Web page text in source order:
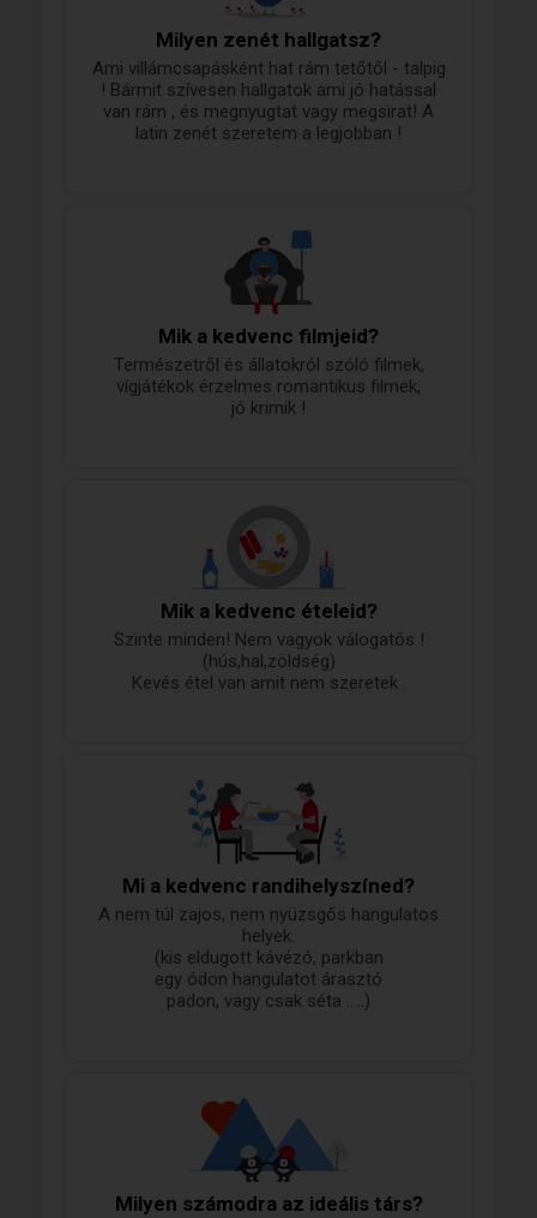
Milyen zenét hallgatsz?
Ami villámcsapásként hat rám tetőtől - talpig
! Bármit szívesen hallgatok ami jó hatással
van rám , és megnyugtat vagy megsirat! A
latin zenét szeretem a legjobban !
Mik a kedvenc filmjeid?
Természetről és állatokról szóló filmek,
vígjátékok érzelmes romantikus filmek,
jó krimik !
Mik a kedvenc ételeid?
Szinte minden! Nem vagyok válogatós !
(hús,hal,zöldség)
Kevés étel van amit nem szeretek .
Mi a kedvenc randihelyszíned?
A nem túl zajos, nem nyüzsgős hangulatos
helyek.
(kis eldugott kávézó, parkban
egy ódon hangulatot árasztó
padon, vagy csak séta .....)
Milyen számodra az ideális társ?